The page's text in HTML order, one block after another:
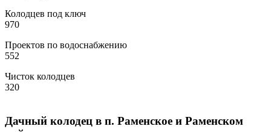
Колодцев под ключ
970
Проектов по водоснабжению
552
Чисток колодцев
320
Дачный колодец в п. Раменское и Раменском